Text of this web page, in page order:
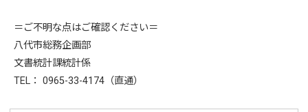
＝ご不明な点はご確認ください＝
八代市総務企画部
文書統計課統計係
TEL： 0965-33-4174（直通）